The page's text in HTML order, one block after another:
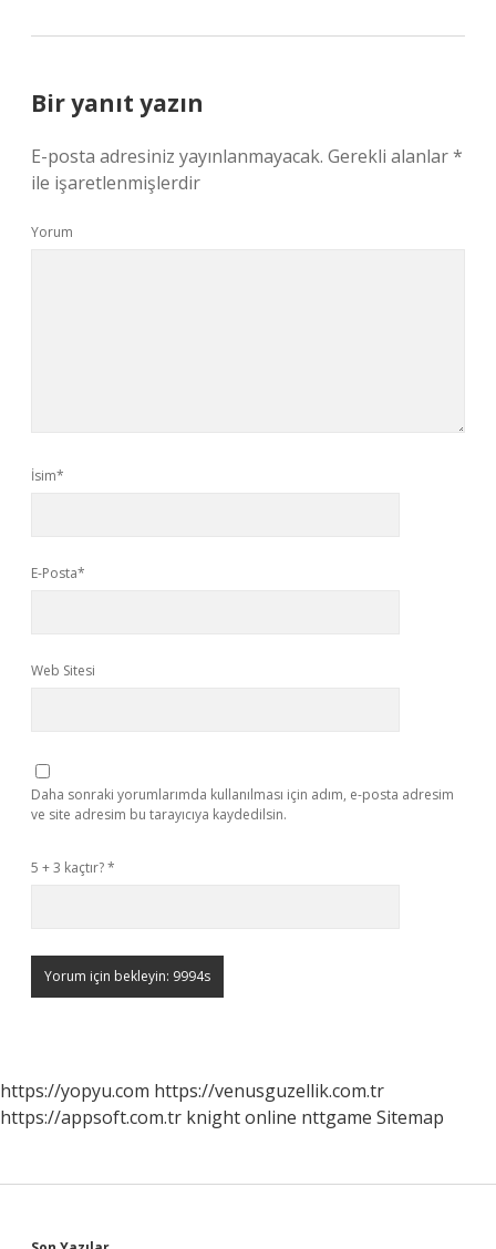
Bir yanıt yazın
E-posta adresiniz yayınlanmayacak. Gerekli alanlar*
ile işaretlenmişlerdir
Yorum
İsim*
E-Posta*
Web Sitesi
Daha sonraki yorumlarımda kullanılması için adım, e-posta adresim
ve site adresim bu tarayıcıya kaydedilsin.
5 + 3 kaçtır?*
https://yopyu.com https://venusguzellik.com.tr
https://appsoft.com.tr knight online nttgame Sitemap